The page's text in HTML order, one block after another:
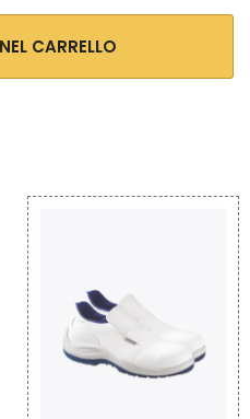
CARRELLO